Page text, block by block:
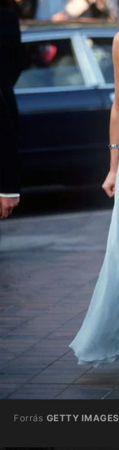
Forrás GETTY IMAGES